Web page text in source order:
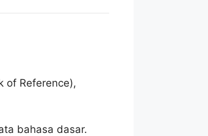
of Reference),
bahasa dasar.